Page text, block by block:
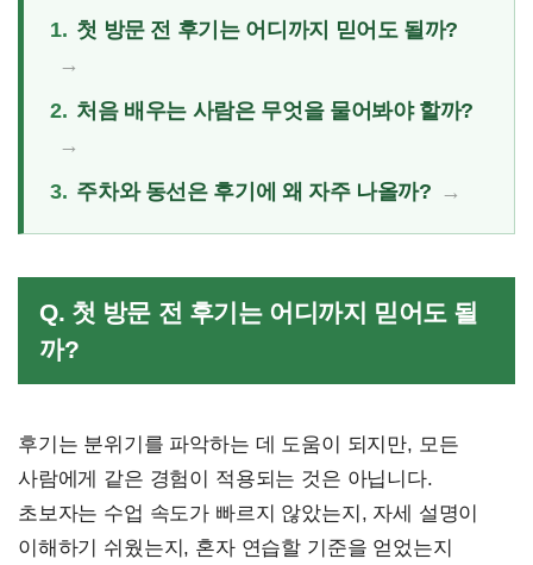
1. 첫 방문 전 후기는 어디까지 믿어도 될까?
2. 처음 배우는 사람은 무엇을 물어봐야 할까?
3. 주차와 동선은 후기에 왜 자주 나올까?
Q. 첫 방문 전 후기는 어디까지 믿어도 될
까?
후기는 분위기를 파악하는 데 도움이 되지만, 모든
사람에게 같은 경험이 적용되는 것은 아닙니다.
초보자는 수업 속도가 빠르지 않았는지, 자세 설명이
이해하기 쉬웠는지, 혼자 연습할 기준을 얻었는지